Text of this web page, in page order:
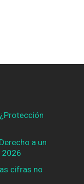
a un
2026
cifras no